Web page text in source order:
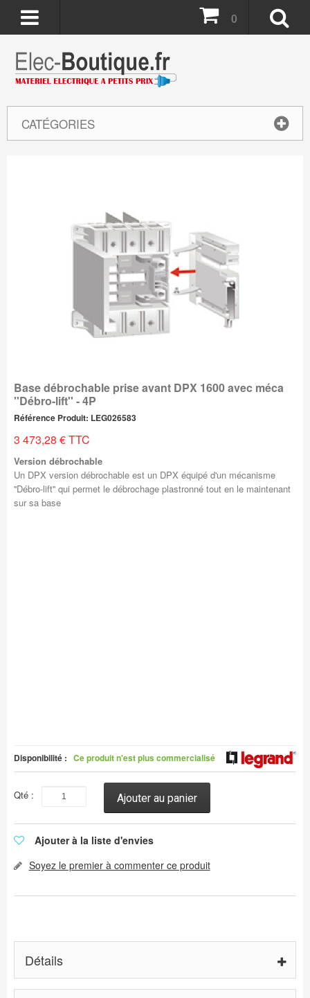
CATÉGORIES
0
Base débrochable prise avant DPX 1600 avec méca
''Débro-lift'' - 4P
Référence Produit: LEG026583
3 473,28 € TTC
Version débrochable
Un DPX version débrochable est un DPX équipé d'un mécanisme
''Débro-lift'' qui permet le débrochage plastronné tout en le maintenant
sur sa base
Disponibilité : Ce produit n'est plus commercialisé
Qté : Ajouter au panier
Ajouter à la liste d'envies
Soyez le premier à commenter ce produit
Détails